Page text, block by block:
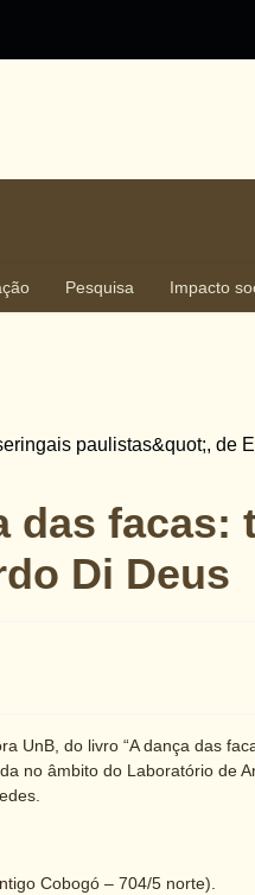
Pesquisa Impacto
facas:
Di Deus
UnB, do livro “A dança das
no âmbito do Laboratório de
Cobogó – 704/5 norte).